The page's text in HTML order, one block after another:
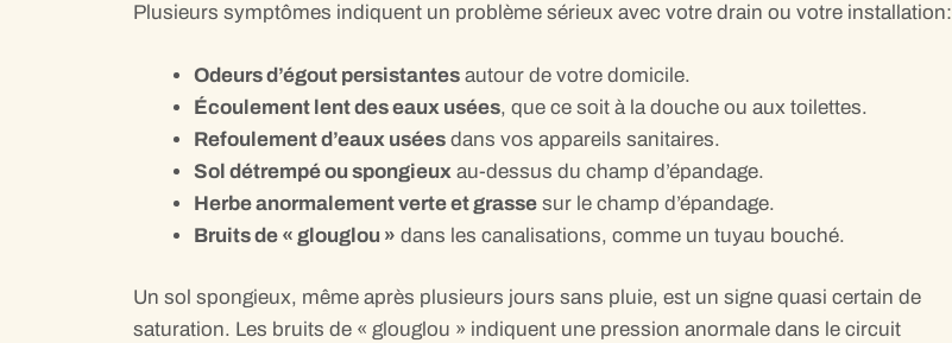
Plusieurs symptômes indiquent un problème sérieux avec votre drain ou votre installation:
Odeurs d’égout persistantes autour de votre domicile.
Écoulement lent des eaux usées, que ce soit à la douche ou aux toilettes.
Refoulement d’eaux usées dans vos appareils sanitaires.
Sol détrempé ou spongieux au-dessus du champ d’épandage.
Herbe anormalement verte et grasse sur le champ d’épandage.
Bruits de « glouglou » dans les canalisations, comme un tuyau bouché.
Un sol spongieux, même après plusieurs jours sans pluie, est un signe quasi certain de
saturation. Les bruits de « glouglou » indiquent une pression anormale dans le circuit